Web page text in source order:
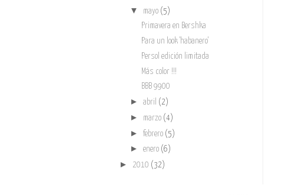
▼ mayo (5)
Primavera en Bershka
Para un look 'habanero'
Persol edición limitada
Más color !!!
BBB 9900
► abril (2)
► marzo (4)
► febrero (5)
► enero (6)
► 2010 (32)